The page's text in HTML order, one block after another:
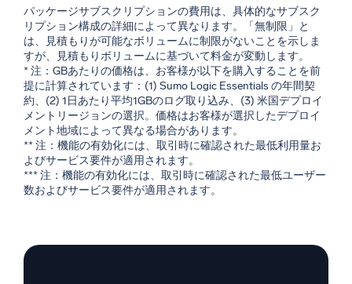
パッケージサブスクリプションの費用は、具体的なサブスク
リプション構成の詳細によって異なります。「無制限」と
は、見積もりが可能なボリュームに制限がないことを示しま
すが、見積もりボリュームに基づいて料金が変動します。
* 注：GBあたりの価格は、お客様が以下を購入することを前
提に計算されています：(1) Sumo Logic Essentials の年間契
約、(2) 1日あたり平均1GBのログ取り込み、(3) 米国デプロイ
メントリージョンの選択。価格はお客様が選択したデプロイ
メント地域によって異なる場合があります。
** 注：機能の有効化には、取引時に確認された最低利用量お
よびサービス要件が適用されます。
*** 注：機能の有効化には、取引時に確認された最低ユーザー
数およびサービス要件が適用されます。